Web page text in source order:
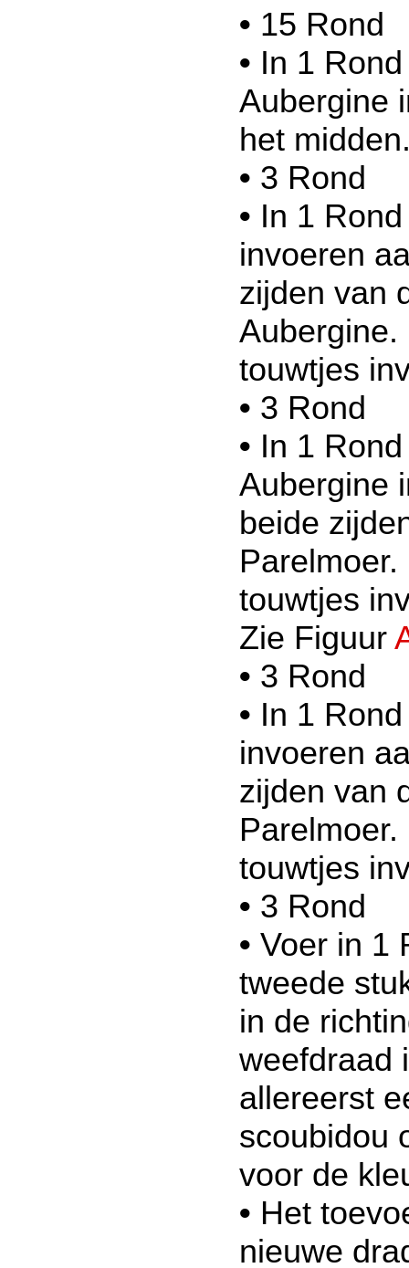
• 15 Rond
• In 1
Aubergine
het
• 3 Rond
• In 1
invoeren
zijden van
Aubergine.
touwtjes
• 3 Rond
• In 1
Aubergine
beide
touwtjes
Zie Figuur
• 3 Rond
• In 1
invoeren
zijden van
touwtjes
• 3 Rond
• Voer in 1
tweede
in de
weefdraad
allereerst
scoubidou
voor de
• Het
nieuwe